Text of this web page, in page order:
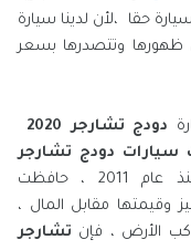
حقا ،لأن لدينا سيارة
وتتصدرها بسعر
دودج تشارجر 2020
سيارات دودج تشارجر
، حافظت
وقيمتها مقابل المال ،
الأرض ، فإن تشارجر